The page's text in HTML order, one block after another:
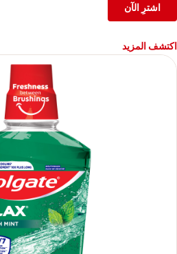
اشترِ الآن
اكتشف المزيد